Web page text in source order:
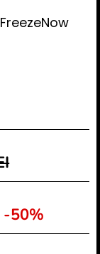
-50%